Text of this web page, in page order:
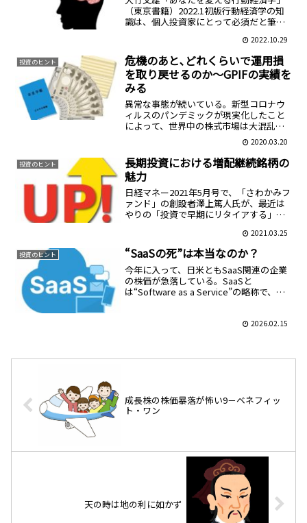
（東京書籍）2022.1初版行動経済学の知
識は、個人投資家にとって必須だと筆者
性を欠く行為をとってしまいがちだが、
投資においては、それが致命的な損失に
つながる恐れがある...
2022.10.29
投資のヒント
危機のあと､どれくらいで運用損
を取り戻せるのか～GPIFの実績を
みる
異常な事態が続いている。新型コロナウ
ィルスのパンデミックが現実化したこと
によって、世界中の株式市場は大混乱に
陥った。NYダウ株価指数は、2/12に今年
の最高値29,568.57ドルを付けたあと、
3/19終値は20,087.19ドルまで下がっ...
2020.03.20
投資のヒント
長期投資における増配継続銘柄の
魅力
日経マネー2021年5月号で、「さわかみフ
ァンド」の創設者澤上篤人氏が、最近は
やりの「投資で早期にリタイアする」と
を鳴らしている。現役世代が株式の配当
金だけで生活していこうとすれば、最低
でも3億円は欲...
2021.03.25
投資のヒント “SaaSの死”は本当なのか？
今年に入って、日米ともSaaS関連の企業
の株価が急落している。SaaSと
は“Software as a Service”の略称で、ク
ーネット経由でアプリケーションソフト...
2026.02.15
成長株の株価暴落が怖い9－ベネフィッ
ト・ワン
天の時は地の利に如かず